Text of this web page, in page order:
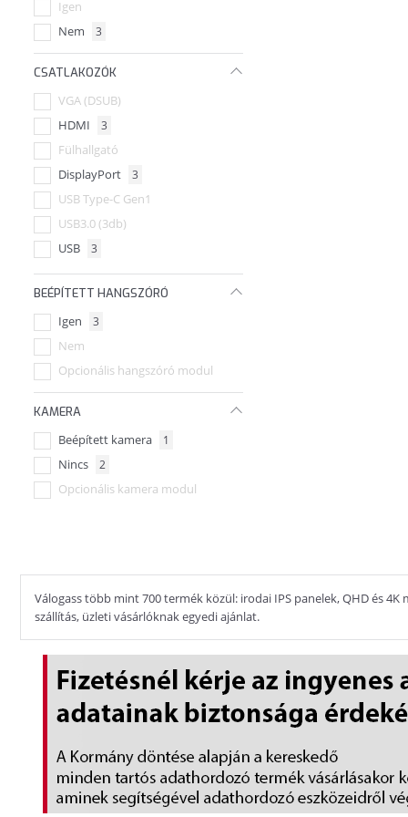
Igen
Nem
3
CSATLAKOZÓK
VGA (DSUB)
HDMI
3
Fülhallgató
DisplayPort
3
USB Type-C Gen1
USB3.0 (3db)
USB
3
HDMI (2db)
VESA fali konzol kompatibilis
Jack
Audio Vonal-kimenet
Thunderbolt
1
USB-C
RJ45
BEÉPÍTETT HANGSZÓRÓ
Igen 3
Nem
Opcionális hangszóró modul
KAMERA
Beépített kamera 1
Nincs 2
Opcionális kamera modul
Válogass több mint 700 termék közül: irodai IPS panelek, QHD és 4K
szállítás, üzleti vásárlóknak egyedi ajánlat.